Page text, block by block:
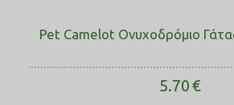
Pet Camelot Ονυχοδρόμιο
5.70€